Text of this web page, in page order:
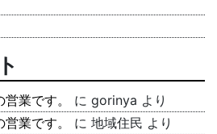
業です。 に gorinya より
業です。
に 地域住民 より